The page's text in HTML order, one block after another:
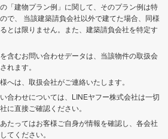
「建物プラン例」に関して、そのプラン例は特
で、 当該建築請負会社以外で建てた場合、同様
とは限りません。また、建築請負会社を特定す
含むお問い合わせデータは、当該物件の取扱会
れます。
へは、取扱会社がご連絡いたします。
合わせについては、LINEヤフー株式会社は一切
に直接ご確認ください。
たってはお客様ご自身が情報を確認し、各会社
てください。